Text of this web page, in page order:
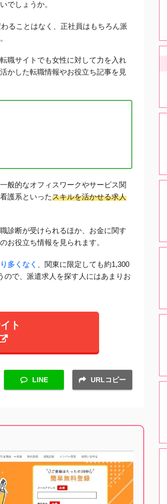
でしょうか。
ることはなく、正社員はもちろん派
職サイトでも女性に対して力を入れ
かした転職情報やお役立ち記事を見
般的なオフィスワークやサービス関
護系といったスキルを活かせる求人
診断が受けられるほか、お金に関す
お役立ち情報を見られます。
多くなく
、関東に限定しても約1,300
ので、派遣求人を探す人にはあまりお
ト
LINE URLコピー